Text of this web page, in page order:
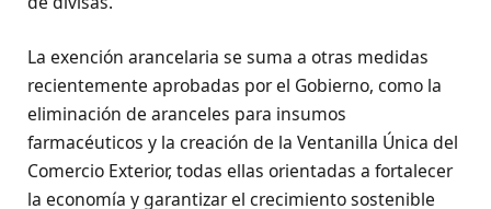
La exención arancelaria se suma a otras medidas
recientemente aprobadas por el Gobierno, como la
eliminación de aranceles para insumos
farmacéuticos y la creación de la Ventanilla Única del
Comercio Exterior, todas ellas orientadas a fortalecer
la economía y garantizar el crecimiento sostenible